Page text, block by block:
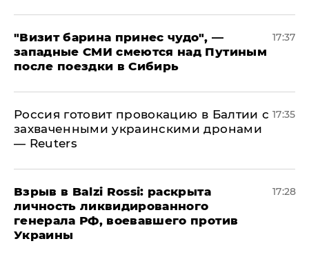
"Визит барина принес чудо", —
западные СМИ смеются над Путиным
после поездки в Сибирь
17:37
​Россия готовит провокацию в Балтии с
захваченными украинскими дронами
— Reuters
17:35
​Взрыв в Balzi Rossi: раскрыта
личность ликвидированного
генерала РФ, воевавшего против
Украины
17:28